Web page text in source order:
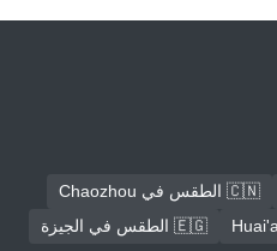
🇨🇳 الطقس في Chaozhou
🇪🇬 الطقس في الجيزة